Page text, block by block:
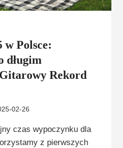
w Polsce:
długim
Rekord
02-26
czas wypoczynku dla
z pierwszych